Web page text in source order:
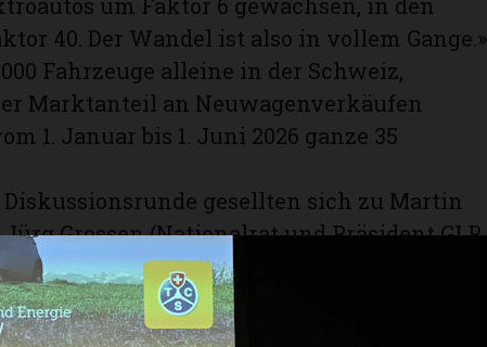
40. Der Wandel ist also in vollem Gange.»
Fahrzeuge alleine in der Schweiz,
Marktanteil an Neuwagenverkäufen
1. Januar bis 1. Juni 2026 ganze 35
gesellten sich zu Martin
Grossen (Nationalrat und Präsident GLP,
Swiss eMobility), Martin Everts (Managing
Mobility AG) sowie Thomas Knutti
und Nationalrat SVP). Thomas